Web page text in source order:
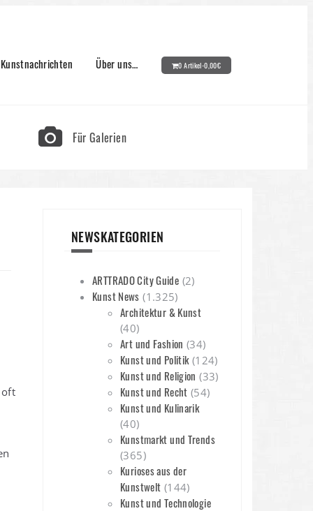
Kunstnachrichten Über uns… 0 Artikel-0,00€
Für Galerien
oft
NEWSKATEGORIEN
ARTTRADO City Guide (2)
Kunst News (1.325)
Architektur & Kunst
(40)
Art und Fashion (34)
Kunst und Politik(124)
Kunst und Religion (33)
Kunst und Recht (54)
Kunst und Kulinarik
(40)
Kunstmarkt und Trends
(365)
Kurioses aus der
Kunstwelt (144)
Kunst und Technologie